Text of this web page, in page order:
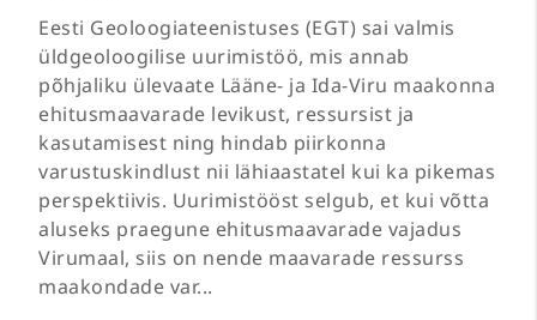
Eesti Geoloogiateenistuses (EGT) sai valmis
üldgeoloogilise uurimistöö, mis annab
põhjaliku ülevaate Lääne- ja Ida-Viru maakonna
ehitusmaavarade levikust, ressursist ja
kasutamisest ning hindab piirkonna
varustuskindlust nii lähiaastatel kui ka pikemas
perspektiivis. Uurimistööst selgub, et kui võtta
aluseks praegune ehitusmaavarade vajadus
Virumaal, siis on nende maavarade ressurss
maakondade var...